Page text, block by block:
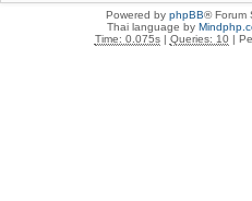
Powered by phpBB® Forum
Thai language by
Time: 0.075s| Queries: 10|